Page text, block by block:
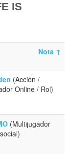
IS
Nota ↑
(Acción /
Online / Rol)
(Multijugador